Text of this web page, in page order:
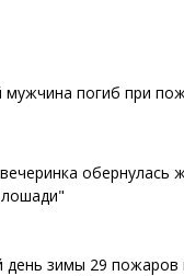
погиб при
обернулась
день зимы 29 пожаров